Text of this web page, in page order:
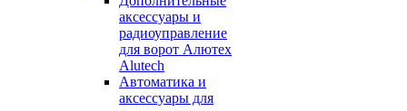
аксессуары и
радиоуправление
для ворот Алютех
Alutech
Автоматика и
аксессуары для